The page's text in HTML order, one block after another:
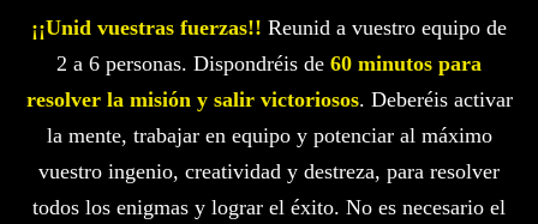
¡¡Unid vuestras fuerzas!! Reunid a vuestro equipo de
2 a 6 personas. Dispondréis de 60 minutos para
resolver la misión y salir victoriosos. Deberéis activar
la mente, trabajar en equipo y potenciar al máximo
vuestro ingenio, creatividad y destreza, para resolver
todos los enigmas y lograr el éxito. No es necesario el